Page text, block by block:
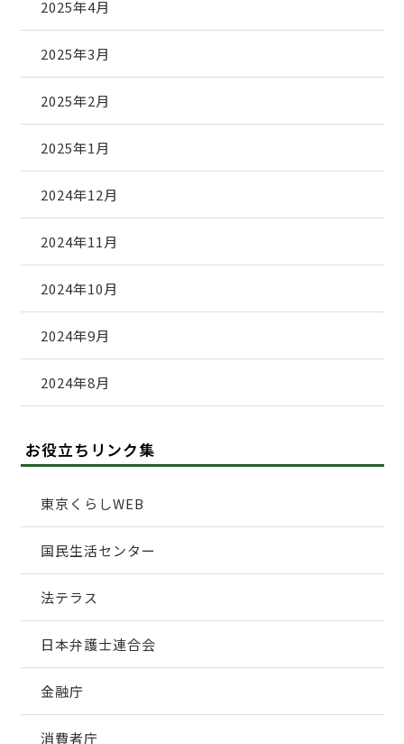
2025年4月
2025年3月
2025年2月
2025年1月
2024年12月
2024年11月
2024年10月
2024年9月
2024年8月
お役立ちリンク集
東京くらしWEB
国民生活センター
法テラス
日本弁護士連合会
金融庁
消費者庁